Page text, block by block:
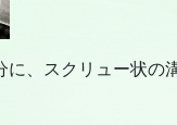
、スクリュー状の